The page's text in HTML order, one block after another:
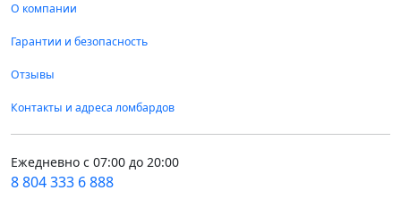
О компании
Гарантии и безопасность
Отзывы
Контакты и адреса ломбардов
Ежедневно с 07:00 до 20:00
8 804 333 6 888